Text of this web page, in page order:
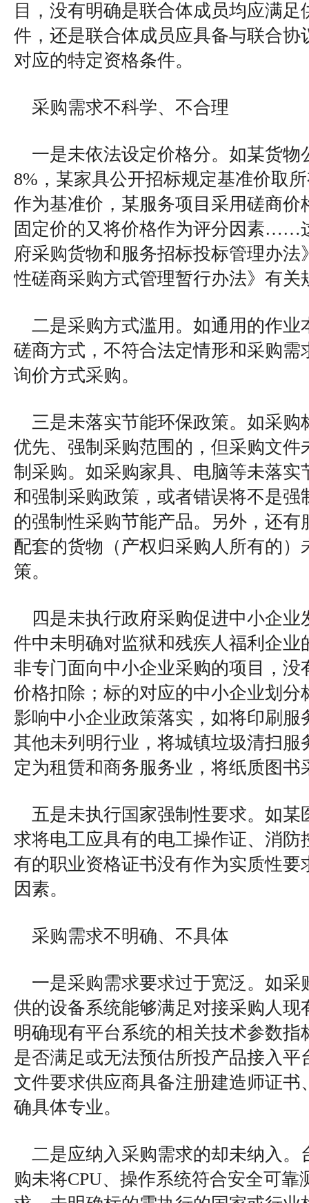
目，没有明确是联合体成员均应满足
件，还是联合体成员应具备与联合协
对应的特定资格条件。
采购需求不科学、不合理
一是未依法设定价格分。如某货物
8%，某家具公开招标规定基准价取
作为基准价，某服务项目采用磋商价
固定价的又将价格作为评分因素……
府采购货物和服务招标投标管理办法
性磋商采购方式管理暂行办法》有关
二是采购方式滥用。如通用的作业
磋商方式，不符合法定情形和采购需
询价方式采购。
三是未落实节能环保政策。如采购
优先、强制采购范围的，但采购文件
制采购。如采购家具、电脑等未落实
和强制采购政策，或者错误将不是强
的强制性采购节能产品。另外，还有
配套的货物（产权归采购人所有的）
策。
四是未执行政府采购促进中小企
件中未明确对监狱和残疾人福利企业
非专门面向中小企业采购的项目，没
价格扣除；标的对应的中小企业划分
影响中小企业政策落实，如将印刷服
其他未列明行业，将城镇垃圾清扫服
定为租赁和商务服务业，将纸质图书
五是未执行国家强制性要求。如某
求将电工应具有的电工操作证、消防
有的职业资格证书没有作为实质性要
因素。
采购需求不明确、不具体
一是采购需求要求过于宽泛。如采
供的设备系统能够满足对接采购人现
明确现有平台系统的相关技术参数指
是否满足或无法预估所投产品接入平
文件要求供应商具备注册建造师证书
确具体专业。
二是应纳入采购需求的却未纳入。
购未将CPU、操作系统符合安全可靠